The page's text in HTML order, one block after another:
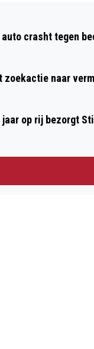
VAN
TWEE
crasht tegen
naar
op rij bezorgt